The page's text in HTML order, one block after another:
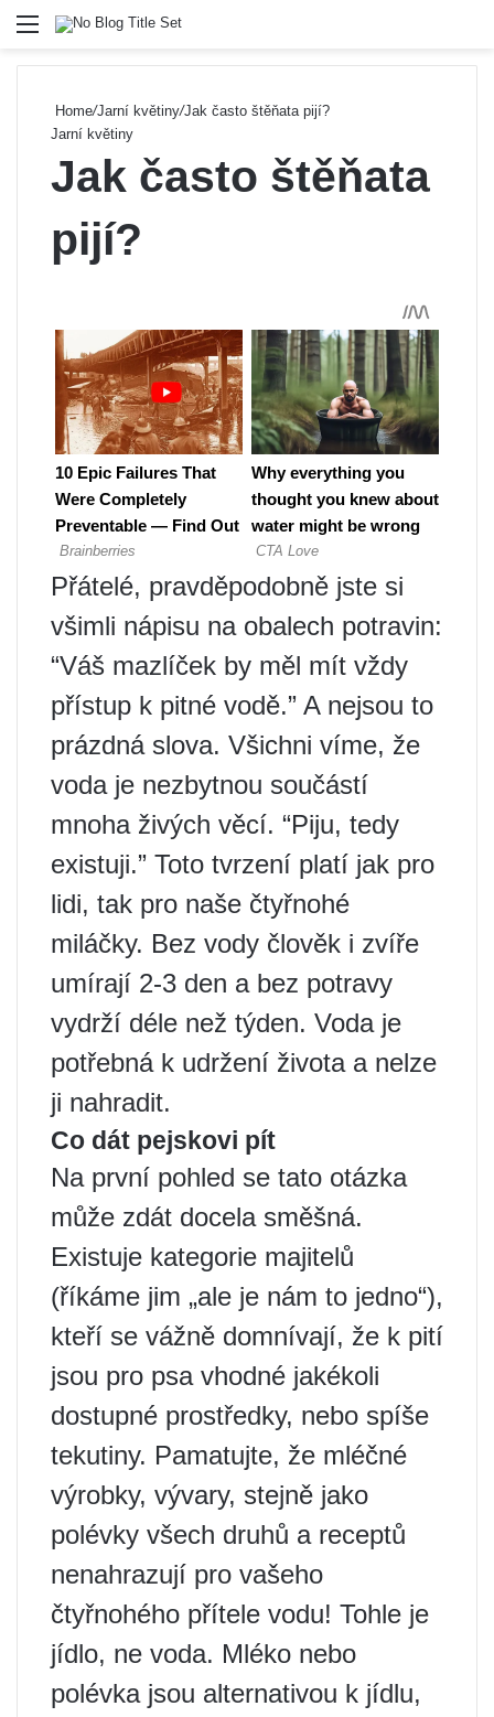
Menu
Home/Jarní květiny/Jak často štěňata pijí?
Jarní květiny
Jak často štěňata
pijí?
Přátelé, pravděpodobně jste si
všimli nápisu na obalech potravin:
“Váš mazlíček by měl mít vždy
přístup k pitné vodě.” A nejsou to
prázdná slova. Všichni víme, že
voda je nezbytnou součástí
mnoha živých věcí. “Piju, tedy
existuji.” Toto tvrzení platí jak pro
lidi, tak pro naše čtyřnohé
miláčky. Bez vody člověk i zvíře
umírají 2-3 den a bez potravy
vydrží déle než týden. Voda je
potřebná k udržení života a nelze
ji nahradit.
Co dát pejskovi pít
Na první pohled se tato otázka
může zdát docela směšná.
Existuje kategorie majitelů
(říkáme jim „ale je nám to jedno“),
kteří se vážně domnívají, že k pití
jsou pro psa vhodné jakékoli
dostupné prostředky, nebo spíše
tekutiny. Pamatujte, že mléčné
výrobky, vývary, stejně jako
polévky všech druhů a receptů
nenahrazují pro vašeho
čtyřnohého přítele vodu! Tohle je
jídlo, ne voda. Mléko nebo
polévka jsou alternativou k jídlu,